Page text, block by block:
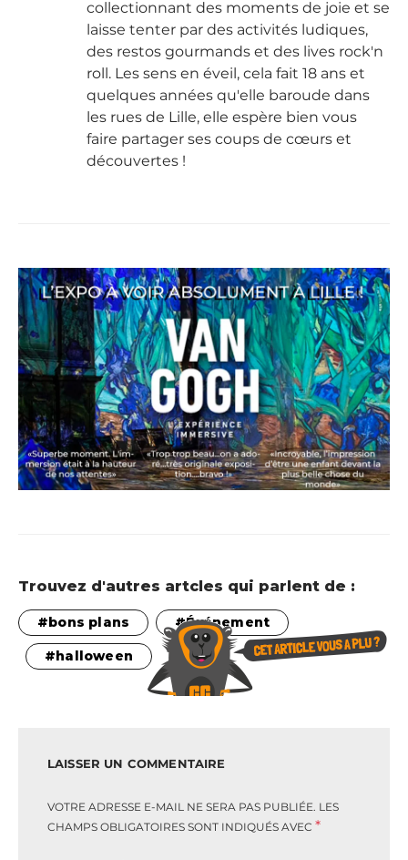
collectionnant des moments de joie et se
laisse tenter par des activités ludiques,
des restos gourmands et des lives rock'n
roll. Les sens en éveil, cela fait 18 ans et
quelques années qu'elle baroude dans
les rues de Lille, elle espère bien vous
faire partager ses coups de cœurs et
découvertes !
Trouvez d'autres artcles qui parlent de :
bons plans Événement
halloween
LAISSER UN COMMENTAIRE
VOTRE ADRESSE E-MAIL NE SERA PAS PUBLIÉE. LES
CHAMPS OBLIGATOIRES SONT INDIQUÉS AVEC *